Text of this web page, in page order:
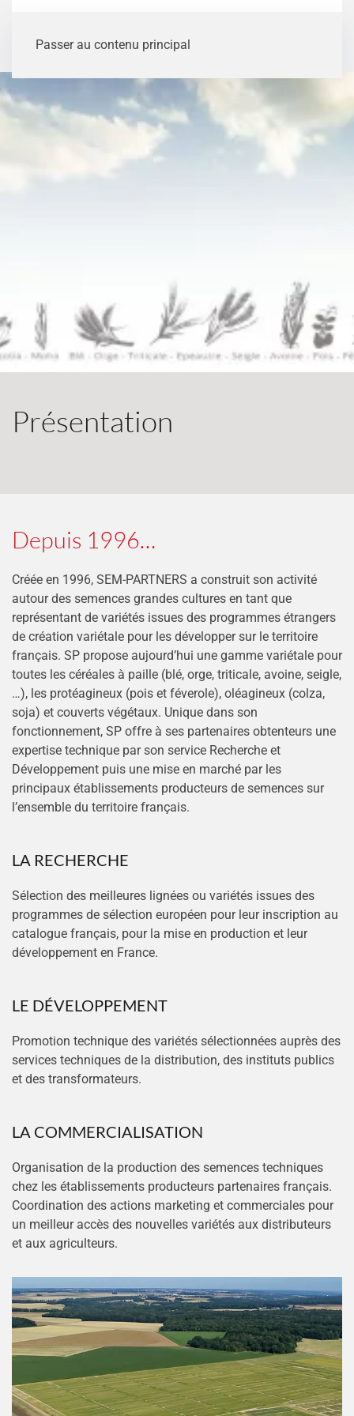
Passer au contenu principal
Présentation
Depuis 1996…
Créée en 1996, SEM-PARTNERS a construit son activité
autour des semences grandes cultures en tant que
représentant de variétés issues des programmes étrangers
de création variétale pour les développer sur le territoire
français. SP propose aujourd’hui une gamme variétale pour
toutes les céréales à paille (blé, orge, triticale, avoine, seigle,
…), les protéagineux (pois et féverole), oléagineux (colza,
soja) et couverts végétaux. Unique dans son
fonctionnement, SP offre à ses partenaires obtenteurs une
expertise technique par son service Recherche et
Développement puis une mise en marché par les
principaux établissements producteurs de semences sur
l’ensemble du territoire français.
LA RECHERCHE
Sélection des meilleures lignées ou variétés issues des
programmes de sélection européen pour leur inscription au
catalogue français, pour la mise en production et leur
développement en France.
LE DÉVELOPPEMENT
Promotion technique des variétés sélectionnées auprès des
services techniques de la distribution, des instituts publics
et des transformateurs.
LA COMMERCIALISATION
Organisation de la production des semences techniques
chez les établissements producteurs partenaires français.
Coordination des actions marketing et commerciales pour
un meilleur accès des nouvelles variétés aux distributeurs
et aux agriculteurs.